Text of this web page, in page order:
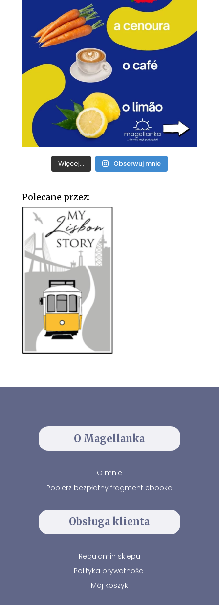
Więcej... Obserwuj mnie
Polecane przez:
O Magellanka
O mnie
Pobierz bezpłatny fragment ebooka
Obsługa klienta
Regulamin sklepu
Polityka prywatności
Mój koszyk